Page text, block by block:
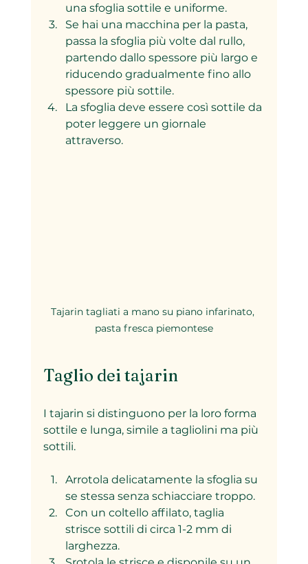
una sfoglia sottile e uniforme.
Se hai una macchina per la pasta,
passa la sfoglia più volte dal rullo,
partendo dallo spessore più largo e
riducendo gradualmente fino allo
spessore più sottile.
La sfoglia deve essere così sottile da
poter leggere un giornale
attraverso.
Tajarin tagliati a mano su piano infarinato,
pasta fresca piemontese
Taglio dei tajarin
I tajarin si distinguono per la loro forma
sottile e lunga, simile a tagliolini ma più
sottili.
Arrotola delicatamente la sfoglia su
se stessa senza schiacciare troppo.
Con un coltello affilato, taglia
strisce sottili di circa 1-2 mm di
larghezza.